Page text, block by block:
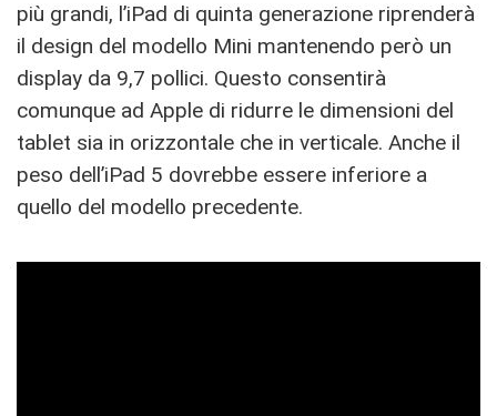
più grandi, l’iPad di quinta generazione riprenderà
il design del modello Mini mantenendo però un
display da 9,7 pollici. Questo consentirà
comunque ad Apple di ridurre le dimensioni del
tablet sia in orizzontale che in verticale. Anche il
peso dell’iPad 5 dovrebbe essere inferiore a
quello del modello precedente.